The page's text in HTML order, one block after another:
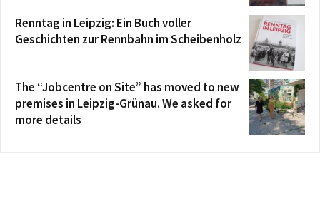
Renntag in Leipzig: Ein Buch voller
Geschichten zur Rennbahn im Scheibenholz
The “Jobcentre on Site” has moved to new
premises in Leipzig-Grünau. We asked for
more details